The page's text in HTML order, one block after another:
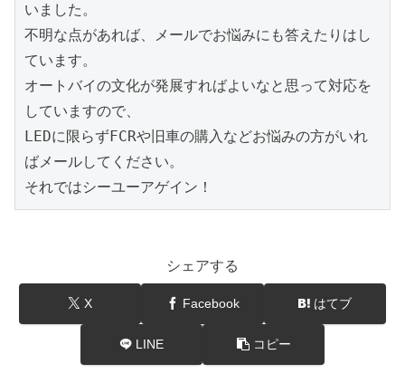
いました。
不明な点があれば、メールでお悩みにも答えたりはし
ています。
オートバイの文化が発展すればよいなと思って対応を
していますので、
LEDに限らずFCRや旧車の購入などお悩みの方がいれ
ばメールしてください。
それではシーユーアゲイン！
シェアする
X Facebook はてブ
LINE コピー